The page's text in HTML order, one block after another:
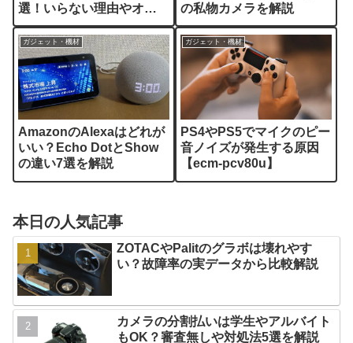
選！いらない理由やオス
スメ５選も解説
の私物カメラを解説
ガジェット・機材
AmazonのAlexaはどれが
いい？Echo DotとShow
の違い7選を解説
ガジェット・機材
PS4やPS5でマイクのピー
音ノイズが発生する原因
【ecm-pcv80u】
本日の人気記事
ZOTACやPalitのグラボは壊れやす
い？故障率の実データから比較解説
カメラの分割払いは学生やアルバイト
もOK？審査無しや対処法5選を解説